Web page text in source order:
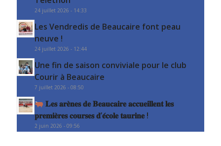
24 juillet 2026 - 14:33
Les Vendredis de Beaucaire font peau
neuve !
24 juillet 2026 - 12:44
Une fin de saison conviviale pour le club
Courir à Beaucaire
7 juillet 2026 - 08:50
𝐋𝐞𝐬 𝐚𝐫𝐞̀𝐧𝐞𝐬 𝐝𝐞 𝐁𝐞𝐚𝐮𝐜𝐚𝐢𝐫𝐞 𝐚𝐜𝐜𝐮𝐞𝐢𝐥𝐥𝐞𝐧𝐭 𝐥𝐞𝐬
𝐩𝐫𝐞𝐦𝐢𝐞̀𝐫𝐞𝐬 𝐜𝐨𝐮𝐫𝐬𝐞𝐬 𝐝’𝐞́𝐜𝐨𝐥𝐞 𝐭𝐚𝐮𝐫𝐢𝐧𝐞 !
2 juin 2026 - 09:56